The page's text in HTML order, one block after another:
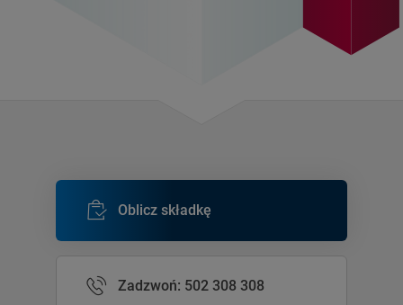
Oblicz składkę
Zadzwoń: 502 308 308